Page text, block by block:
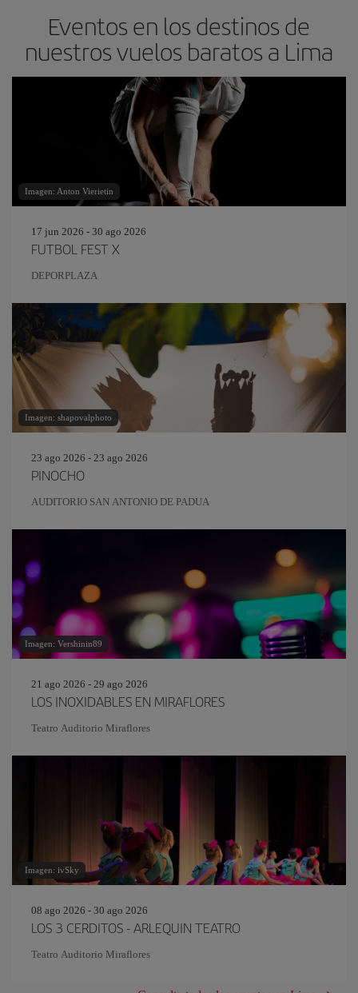
Eventos en los destinos de
nuestros vuelos baratos a Lima
Imagen: Anton Vierietin
17 jun 2026 - 30 ago 2026
FUTBOL FEST X
DEPORPLAZA
Imagen: shapovalphoto
23 ago 2026 - 23 ago 2026
PINOCHO
AUDITORIO SAN ANTONIO DE PADUA
Imagen: Vershinin89
21 ago 2026 - 29 ago 2026
LOS INOXIDABLES EN MIRAFLORES
Teatro Auditorio Miraflores
Imagen: ivSky
08 ago 2026 - 30 ago 2026
LOS 3 CERDITOS - ARLEQUIN TEATRO
Teatro Auditorio Miraflores